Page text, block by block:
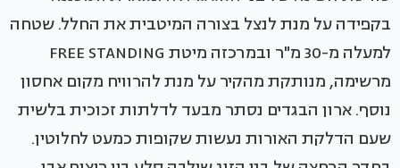
בקפידה על מנת לנצל בצורה המיטבית את החלל. שטחה
למעלה מ-30 מ"ר ובמרכזה מיטת FREE STANDING
מרשימה, מנותקת מהקיר על מנת להרוויח מקום אחסון
נוסף. ארון הבגדים נסתר מבעד לדלתות זכוכית בלשית
שעם הדלקת האורות נעשות שקופות כמעט לחלוטין.